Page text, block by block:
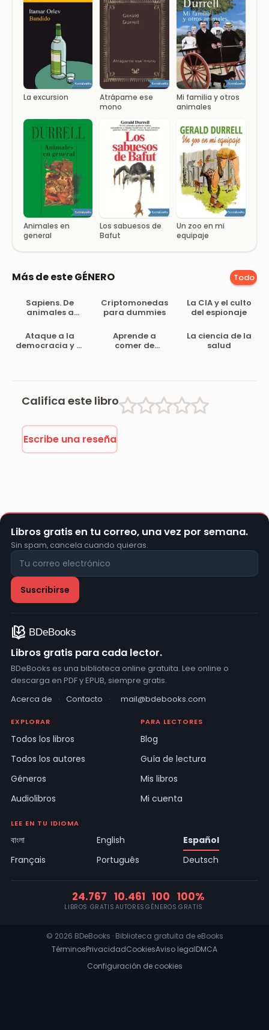
La excursion
Atrápame ese
mono
Mi familia y otros
animales
Animales en
general
Los sabuesos de
Bafut
Un zoo en mi
equipaje
Más de este GÉNERO Todo
Sapiens. De
animales a
breve historia
de la
humanidad
Criptomonedas
para dummies
La CIA y el culto
del espionaje
Ataque a la
democracia y al
Aprende a
comer de
La ciencia de la
salud
Califica este libro
Escribe una reseña
Libros gratis en tu correo, una vez por semana.
Sin spam, cancela cuando quieras.
Libros gratis para cada lector.
BDeBooks es una biblioteca online gratuita. Lee online o
descarga en PDF y EPUB, siempre gratis.
Acerca de
· Contacto · mail@bdebooks.com
EXPLORAR
Todos los libros
Todos los autores
Géneros
Audiolibros
PARA LECTORES
Blog
Guía de lectura
Mis libros
Mi cuenta
LEE EN TU IDIOMA
বাংলা English
Español
Français
Português Deutsch
24.767
LIBROS GRATIS
10.461
AUTORES
100
GÉNEROS
100%
GRATIS
© 2026 BDeBooks · Biblioteca gratuita de eBooks
TérminosPrivacidadCookiesAviso legalDMCA
Configuración de cookies